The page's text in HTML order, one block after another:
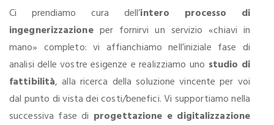
Ci prendiamo cura dell’intero processo di
ingegnerizzazioneper fornirvi un servizio «chiavi in
mano» completo: vi affianchiamo nell’iniziale fase di
analisi delle vostre esigenze e realizziamo uno studio di
fattibilità, alla ricerca della soluzione vincente per voi
dal punto di vista dei costi/benefici. Vi supportiamo nella
successiva fase di progettazione e digitalizzazione